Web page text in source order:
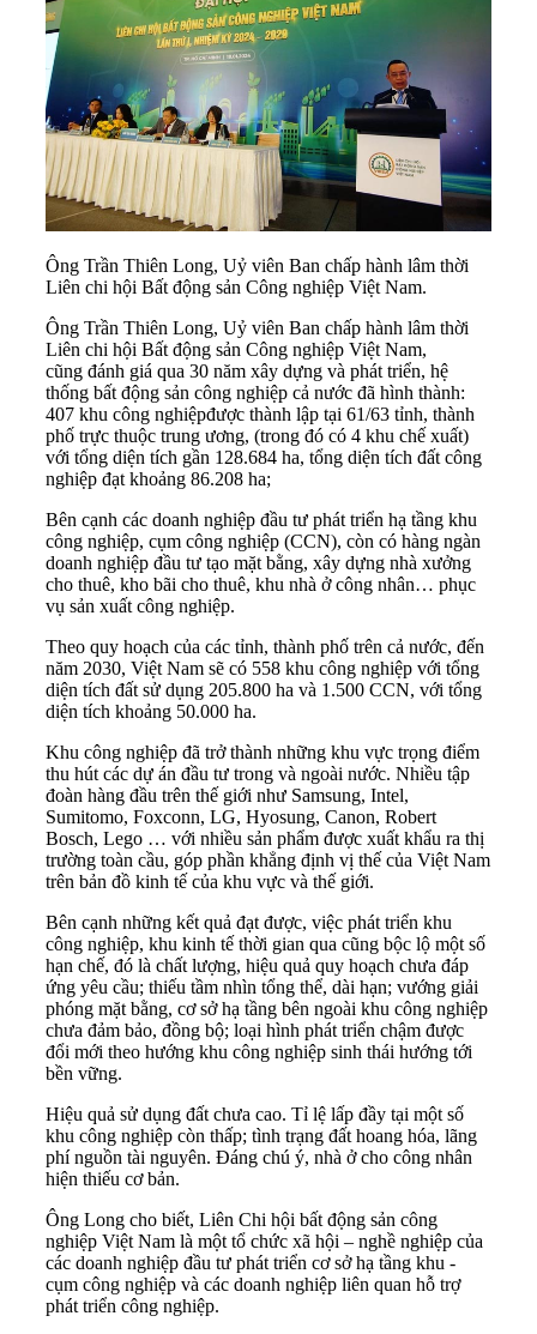
Ông Trần Thiên Long, Uỷ viên Ban chấp hành lâm thời
Liên chi hội Bất động sản Công nghiệp Việt Nam.
Ông Trần Thiên Long, Uỷ viên Ban chấp hành lâm thời
Liên chi hội Bất động sản Công nghiệp Việt Nam,
cũng đánh giá qua 30 năm xây dựng và phát triển, hệ
thống bất động sản công nghiệp cả nước đã hình thành:
407 khu công nghiệpđược thành lập tại 61/63 tỉnh, thành
phố trực thuộc trung ương, (trong đó có 4 khu chế xuất)
với tổng diện tích gần 128.684 ha, tổng diện tích đất công
nghiệp đạt khoảng 86.208 ha;
Bên cạnh các doanh nghiệp đầu tư phát triển hạ tầng khu
công nghiệp, cụm công nghiệp (CCN), còn có hàng ngàn
doanh nghiệp đầu tư tạo mặt bằng, xây dựng nhà xưởng
cho thuê, kho bãi cho thuê, khu nhà ở công nhân… phục
vụ sản xuất công nghiệp.
Theo quy hoạch của các tỉnh, thành phố trên cả nước, đến
năm 2030, Việt Nam sẽ có 558 khu công nghiệp với tổng
diện tích đất sử dụng 205.800 ha và 1.500 CCN, với tổng
diện tích khoảng 50.000 ha.
Khu công nghiệp đã trở thành những khu vực trọng điểm
thu hút các dự án đầu tư trong và ngoài nước. Nhiều tập
đoàn hàng đầu trên thế giới như Samsung, Intel,
Sumitomo, Foxconn, LG, Hyosung, Canon, Robert
Bosch, Lego … với nhiều sản phẩm được xuất khẩu ra thị
trường toàn cầu, góp phần khẳng định vị thế của Việt Nam
trên bản đồ kinh tế của khu vực và thế giới.
Bên cạnh những kết quả đạt được, việc phát triển khu
công nghiệp, khu kinh tế thời gian qua cũng bộc lộ một số
hạn chế, đó là chất lượng, hiệu quả quy hoạch chưa đáp
ứng yêu cầu; thiếu tầm nhìn tổng thể, dài hạn; vướng giải
phóng mặt bằng, cơ sở hạ tầng bên ngoài khu công nghiệp
chưa đảm bảo, đồng bộ; loại hình phát triển chậm được
đổi mới theo hướng khu công nghiệp sinh thái hướng tới
bền vững.
Hiệu quả sử dụng đất chưa cao. Tỉ lệ lấp đầy tại một số
khu công nghiệp còn thấp; tình trạng đất hoang hóa, lãng
phí nguồn tài nguyên. Đáng chú ý, nhà ở cho công nhân
hiện thiếu cơ bản.
Ông Long cho biết, Liên Chi hội bất động sản công
nghiệp Việt Nam là một tổ chức xã hội – nghề nghiệp của
các doanh nghiệp đầu tư phát triển cơ sở hạ tầng khu -
cụm công nghiệp và các doanh nghiệp liên quan hỗ trợ
phát triển công nghiệp.